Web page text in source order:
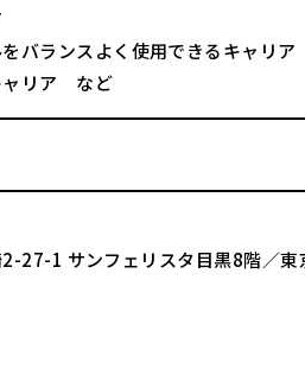
バランスよく使用できるキャリア
ャリア など
27-1 サンフェリスタ目黒8階／東